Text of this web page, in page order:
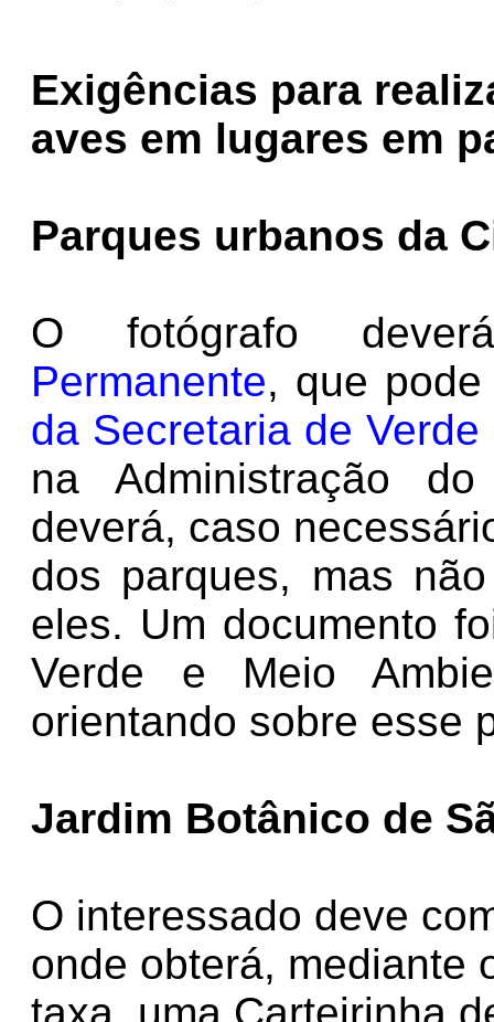
Exigências para
aves em lugares em
Parques urbanos da
O fotógrafo
Permanente, que
da Secretaria de
na Administração
deverá, caso
dos parques, mas
eles. Um documento
Verde e Meio
orientando sobre esse
Jardim Botânico de
O interessado deve
onde obterá, mediante